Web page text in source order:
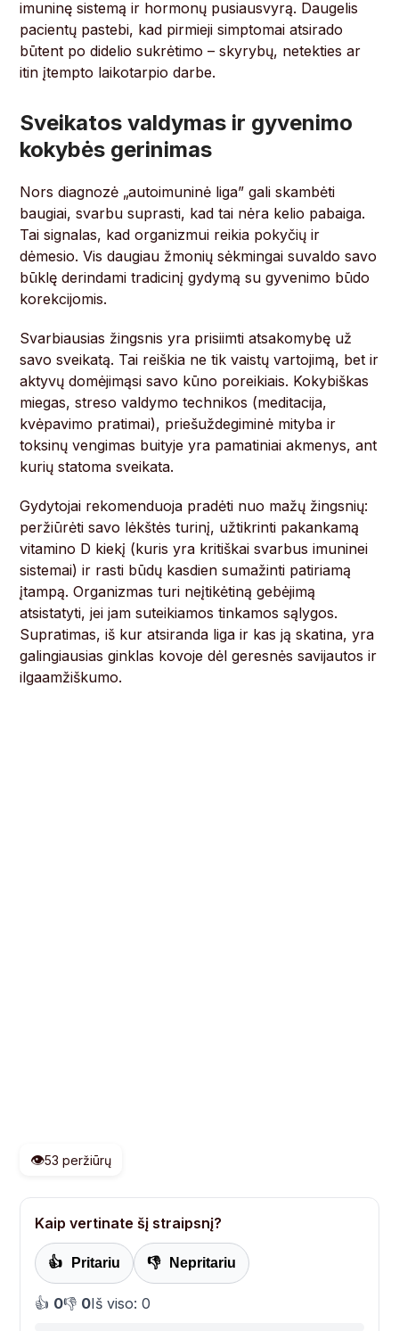
imuninę sistemą ir hormonų pusiausvyrą. Daugelis
pacientų pastebi, kad pirmieji simptomai atsirado
būtent po didelio sukrėtimo – skyrybų, netekties ar
itin įtempto laikotarpio darbe.
Sveikatos valdymas ir gyvenimo
kokybės gerinimas
Nors diagnozė „autoimuninė liga” gali skambėti
baugiai, svarbu suprasti, kad tai nėra kelio pabaiga.
Tai signalas, kad organizmui reikia pokyčių ir
dėmesio. Vis daugiau žmonių sėkmingai suvaldo savo
būklę derindami tradicinį gydymą su gyvenimo būdo
korekcijomis.
Svarbiausias žingsnis yra prisiimti atsakomybę už
savo sveikatą. Tai reiškia ne tik vaistų vartojimą, bet ir
aktyvų domėjimąsi savo kūno poreikiais. Kokybiškas
miegas, streso valdymo technikos (meditacija,
kvėpavimo pratimai), priešuždegiminė mityba ir
toksinų vengimas buityje yra pamatiniai akmenys, ant
kurių statoma sveikata.
Gydytojai rekomenduoja pradėti nuo mažų žingsnių:
peržiūrėti savo lėkštės turinį, užtikrinti pakankamą
vitamino D kiekį (kuris yra kritiškai svarbus imuninei
sistemai) ir rasti būdų kasdien sumažinti patiriamą
įtampą. Organizmas turi neįtikėtiną gebėjimą
atsistatyti, jei jam suteikiamos tinkamos sąlygos.
Supratimas, iš kur atsiranda liga ir kas ją skatina, yra
galingiausias ginklas kovoje dėl geresnės savijautos ir
ilgaamžiškumo.
👁️53 peržiūrų
Kaip vertinate šį straipsnį?
👍 Pritariu 👎 Nepritariu
👍 0👎 0Iš viso: 0